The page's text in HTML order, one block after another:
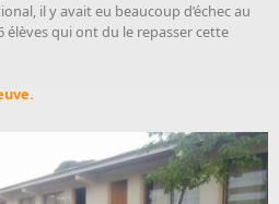
il y avait eu beaucoup d’échec au
élèves qui ont du le repasser cette